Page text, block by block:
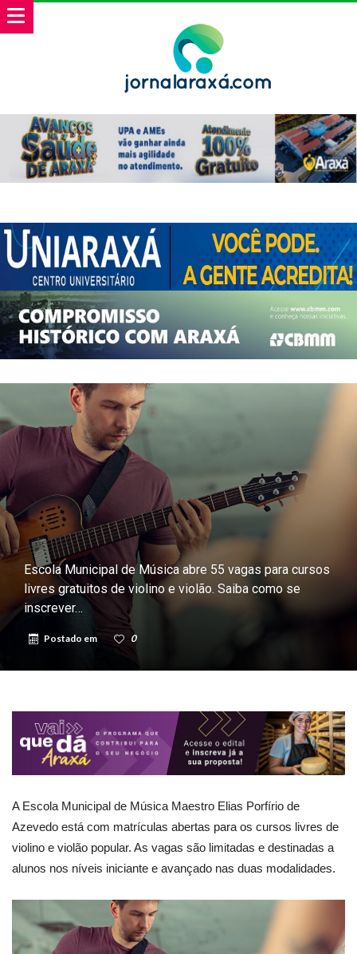
Escola Municipal de Música abre 55 vagas para cursos
livres gratuitos de violino e violão. Saiba como se
inscrever…
Postado em 0
A Escola Municipal de Música Maestro Elias Porfírio de
Azevedo está com matrículas abertas para os cursos livres de
violino e violão popular. As vagas são limitadas e destinadas a
alunos nos níveis iniciante e avançado nas duas modalidades.